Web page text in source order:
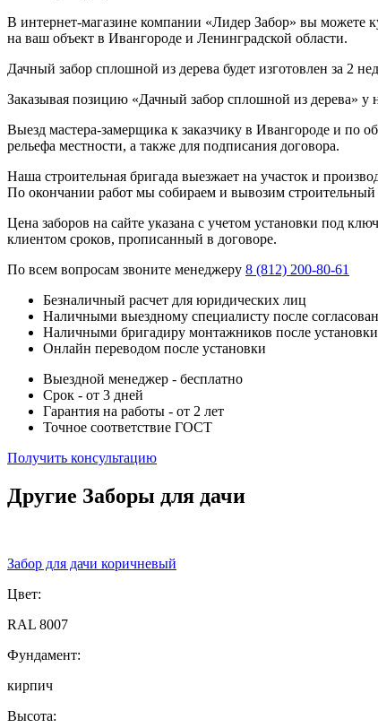
В интернет-магазине компании «Лидер Забор» вы можете
на ваш объект в Ивангороде и Ленинградской области.
Дачный забор сплошной из дерева будет изготовлен за 2
Заказывая позицию «Дачный забор сплошной из дерева»
Выезд мастера-замерщика к заказчику в Ивангороде и по
рельефа местности, а также для подписания договора.
Наша строительная бригада выезжает на участок и
По окончании работ мы собираем и вывозим строительный
Цена заборов на сайте указана с учетом установки под
клиентом сроков, прописанный в договоре.
По всем вопросам звоните менеджеру 8 (812) 200-80-61
Безналичный расчет для юридических лиц
Наличными выездному специалисту после
Наличными бригадиру монтажников после установки
Онлайн переводом после установки
Выездной менеджер - бесплатно
Срок - от 3 дней
Гарантия на работы - от 2 лет
Точное соответствие ГОСТ
Получить консультацию
Другие Заборы для дачи
Забор для дачи коричневый
Цвет:
RAL 8007
Фундамент:
кирпич
Высота: